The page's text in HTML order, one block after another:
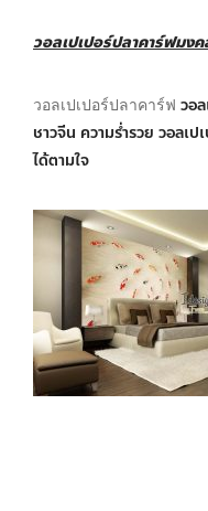
วอลเปเปอร์ปลาคาร์ฟมง
วอลเปเปอร์ปลาคาร์ฟ วอ
ชาวจีน ความร่ำรวย วอลเ
ได้ตามใจ